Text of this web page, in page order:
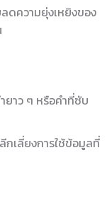
ดความยุ่งเหยิงของ
ยาว ๆ หรือคำที่ซับ
เลี่ยงการใช้ข้อมูลที่